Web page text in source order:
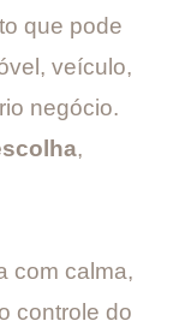
que pode
veículo,
negócio.
,
com calma,
controle do